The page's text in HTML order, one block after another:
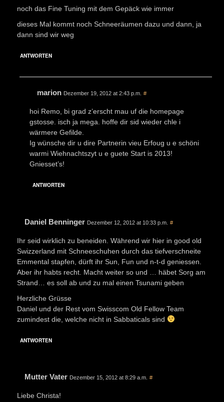
noch das Fine Tuning mit dem Gepäck wie immer
dieses Mal kommt noch Schneeräumen dazu und dann, ja
dann sind wir weg
ANTWORTEN
marion Dezember 19, 2012 at 2:43 p.m. #
hoi Remo, bi grad z’erscht mau uf die homepage
gstosse. isch ja mega. hoffe dir sid wieder chle i
wärmere Gefilde.
Ig wünsche dir u dire Partnerin vieu Erfoug u e schöni
warmi Wiehnachtszyt u e guete Start is 2013!
Gniesset’s!
ANTWORTEN
Daniel Benninger Dezember 12, 2012 at 10:33 p.m. #
Ihr seid wirklich zu beneiden. Während wir hier in good old
Swizzerland mit Schneeschuhen durch das tiefverschneite
Emmental stapfen, dürft ihr Sun, Fun und n-t-d geniessen.
Aber ihr habts recht. Macht weiter so und … häbet Sorg am
Strand… es soll ab und zu mal einen Tsunami geben
Herzliche Grüsse
Daniel und der Rest vom Swisscom Old Fellow Team
zumindest die, welche nicht in Sabbaticals sind
ANTWORTEN
Mutter Vater Dezember 15, 2012 at 8:29 a.m. #
Liebe Christa!